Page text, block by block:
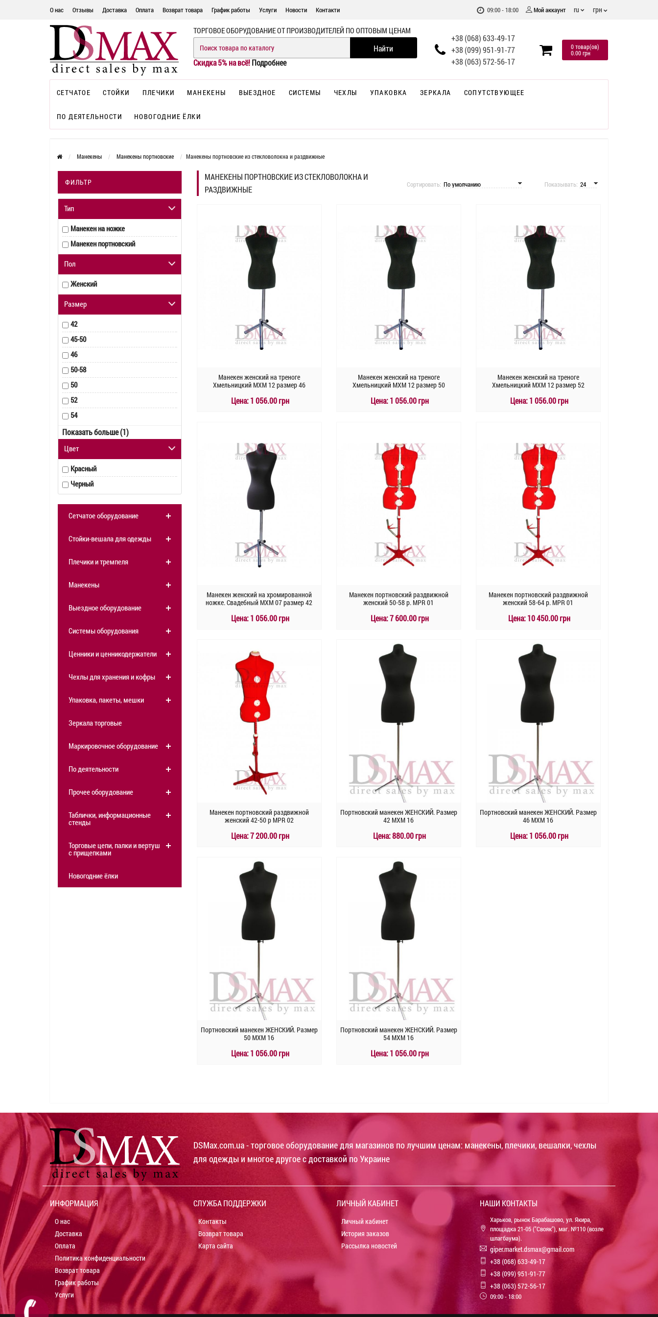
О нас Отзывы Доставка Оплата Возврат товара График работы Услуги Новости Контакти 09:00 - 18:00 Мой аккаунт ru грн
ТОРГОВОЕ ОБОРУДОВАНИЕ ОТ ПРОИЗВОДИТЕЛЕЙ ПО ОПТОВЫМ ЦЕНАМ
Скидка 5% на всё!Подробнее
+38 (068) 633-49-17
+38 (099) 951-91-77
+38 (063) 572-56-17
0 товар(ов)
0.00 грн
СЕТЧАТОЕ СТОЙКИ ПЛЕЧИКИ МАНЕКЕНЫ ВЫЕЗДНОЕ СИСТЕМЫ ЧЕХЛЫ УПАКОВКА ЗЕРКАЛА СОПУТСТВУЮЩЕЕ
ПО ДЕЯТЕЛЬНОСТИ НОВОГОДНИЕ ЁЛКИ
Манекены Манекены портновские Манекены портновские из стекловолокна и раздвижные
ФИЛЬТР
Тип
Манекен на ножке
Манекен портновский
Пол
Женский
Размер
42
45-50
46
50-58
50
52
54
58-64
Показать больше (1)
Цвет
Красный
Черный
Сетчатое оборудование
Стойки-вешала для одежды
Плечики и тремпеля
Манекены
Выездное оборудование
Системы оборудования
Ценники и ценникодержатели
Чехлы для хранения и кофры
Упаковка, пакеты, мешки
Зеркала торговые
Маркировочное оборудование
По деятельности
Прочее оборудование
Таблички, информационные
стенды
Торговые цепи, палки и вертушки
с прищепками
Новогодние ёлки
МАНЕКЕНЫ ПОРТНОВСКИЕ ИЗ СТЕКЛОВОЛОКНА И
РАЗДВИЖНЫЕ
Сортировать: Показывать:
Манекен женский на треноге
Хмельницкий MXM 12 размер 46
Цена:1 056.00 грн
Быстрый заказ
Манекен женский на треноге
Хмельницкий MXM 12 размер 50
Цена:1 056.00 грн
Быстрый заказ
Манекен женский на треноге
Хмельницкий MXM 12 размер 52
Цена:1 056.00 грн
Быстрый заказ
Манекен женский на хромированной
ножке. Свадебный MXM 07 размер 42
Цена:1 056.00 грн
Быстрый заказ
Манекен портновский раздвижной
женский 50-58 р. MPR 01
Цена:7 600.00 грн
КУПИТЬ
Быстрый заказ
Манекен портновский раздвижной
женский 58-64 р. MPR 01
Цена:10 450.00 грн
КУПИТЬ
Быстрый заказ
Манекен портновский раздвижной
женский 42-50 р MPR 02
Цена:7 200.00 грн
КУПИТЬ
Быстрый заказ
Портновский манекен ЖЕНСКИЙ. Размер
42 MXM 16
Цена:880.00 грн
КУПИТЬ
Быстрый заказ
Портновский манекен ЖЕНСКИЙ. Размер
46 MXM 16
Цена:1 056.00 грн
Портновский манекен ЖЕНСКИЙ. Размер
50 MXM 16
Цена:1 056.00 грн
Портновский манекен ЖЕНСКИЙ. Размер
54 MXM 16
Цена:1 056.00 грн
DSMax.com.ua - торговое оборудование для магазинов по лучшим ценам: манекены, плечики, вешалки, чехлы
для одежды и многое другое с доставкой по Украине
ИНФОРМАЦИЯ
О нас
Доставка
Оплата
Политика конфиденциальности
Возврат товара
График работы
Услуги
СЛУЖБА ПОДДЕРЖКИ
Контакты
Возврат товара
Карта сайта
ЛИЧНЫЙ КАБИНЕТ
Личный кабинет
История заказов
Рассылка новостей
НАШИ КОНТАКТЫ
Харьков, рынок Барабашово, ул. Якира,
площадка 21-05 ("Свояк"), маг. №110 (возле
шлагбаума).
giper.market.dsmax@gmail.com
+38 (068) 633-49-17
+38 (099) 951-91-77
+38 (063) 572-56-17
09:00 - 18:00